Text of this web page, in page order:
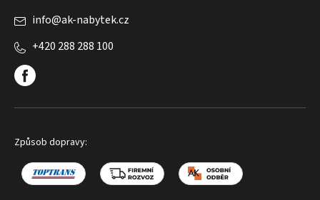
info@ak-nabytek.cz
+420 288 288 100
Způsob dopravy: